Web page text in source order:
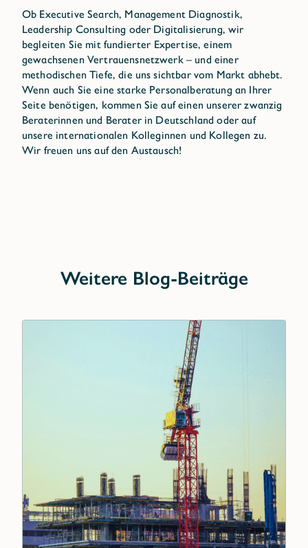
Ob Executive Search, Management Diagnostik,
Leadership Consulting oder Digitalisierung, wir
begleiten Sie mit fundierter Expertise, einem
gewachsenen Vertrauensnetzwerk – und einer
methodischen Tiefe, die uns sichtbar vom Markt abhebt.
Wenn auch Sie eine starke Personalberatung an Ihrer
Seite benötigen, kommen Sie auf einen unserer zwanzig
Beraterinnen und Berater in Deutschland oder auf
unsere internationalen Kolleginnen und Kollegen zu.
Wir freuen uns auf den Austausch!
Weitere Blog-Beiträge